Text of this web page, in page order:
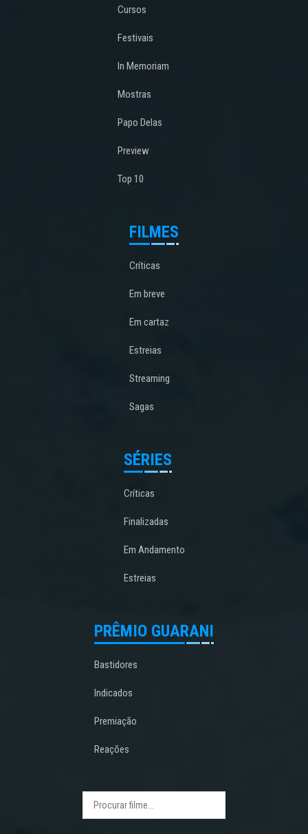
Cursos
Festivais
In Memoriam
Mostras
Papo Delas
Preview
Top 10
FILMES
Críticas
Em breve
Em cartaz
Estreias
Streaming
Sagas
SÉRIES
Críticas
Finalizadas
Em Andamento
Estreias
PRÊMIO GUARANI
Bastidores
Indicados
Premiação
Reações